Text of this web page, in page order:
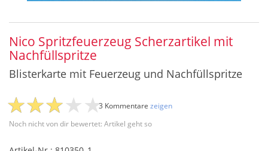
Nico Spritzfeuerzeug Scherzartikel mit
Nachfüllspritze
Blisterkarte mit Feuerzeug und Nachfüllspritze
Noch nicht von dir bewertet: Artikel geht so
3 Kommentare zeigen